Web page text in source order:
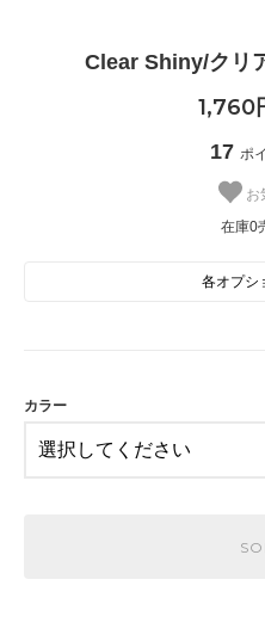
Clear Shiny/クリ
1,760
17 ポ
お
在庫0
各オプシ
カラー